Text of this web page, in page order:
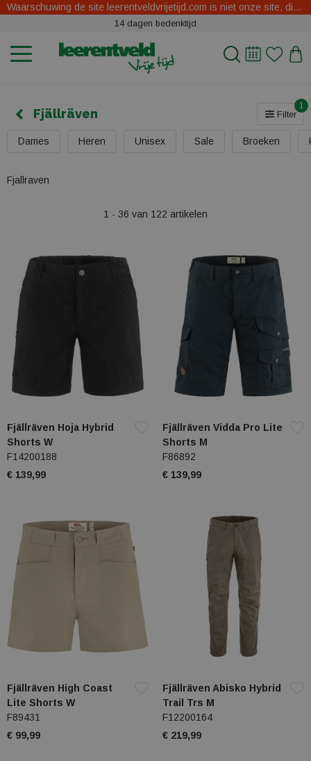
Waarschuwing de site leerentveldvrijetijd.com is niet onze site, dit zijn oplichters.
14 dagen bedenktijd
Fjällräven Filter
1
Dames Heren Unisex Sale Broeken
Fjallraven
1 - 36 van 122 artikelen
Fjällräven Hoja Hybrid
Shorts W
F14200188
€ 139,99
Fjällräven Vidda Pro Lite
Shorts M
F86892
€ 139,99
Fjällräven High Coast
Lite Shorts W
F89431
€ 99,99
Fjällräven Abisko Hybrid
Trail Trs M
F12200164
€ 219,99